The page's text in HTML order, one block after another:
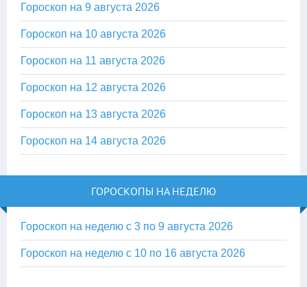
Гороскоп на 9 августа 2026
Гороскоп на 10 августа 2026
Гороскоп на 11 августа 2026
Гороскоп на 12 августа 2026
Гороскоп на 13 августа 2026
Гороскоп на 14 августа 2026
ГОРОСКОПЫ НА НЕДЕЛЮ
Гороскоп на неделю с 3 по 9 августа 2026
Гороскоп на неделю с 10 по 16 августа 2026